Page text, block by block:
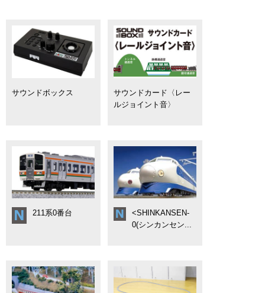
サウンドボックス
サウンドカード〈レー
ルジョイント音〉
211系0番台
<SHINKANSEN-
0(シンカンセン...